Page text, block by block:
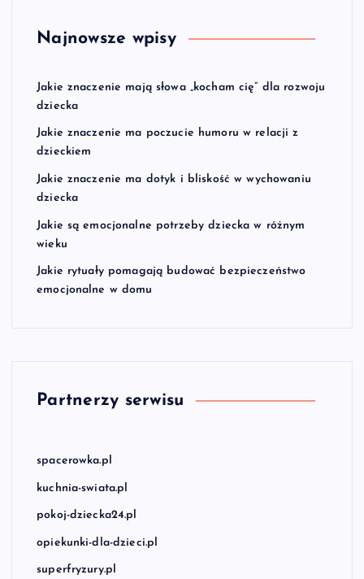
Najnowsze wpisy
Jakie znaczenie mają słowa „kocham cię” dla rozwoju
dziecka
Jakie znaczenie ma poczucie humoru w relacji z
dzieckiem
Jakie znaczenie ma dotyk i bliskość w wychowaniu
dziecka
Jakie są emocjonalne potrzeby dziecka w różnym
wieku
Jakie rytuały pomagają budować bezpieczeństwo
emocjonalne w domu
Partnerzy serwisu
spacerowka.pl
kuchnia-swiata.pl
pokoj-dziecka24.pl
opiekunki-dla-dzieci.pl
superfryzury.pl